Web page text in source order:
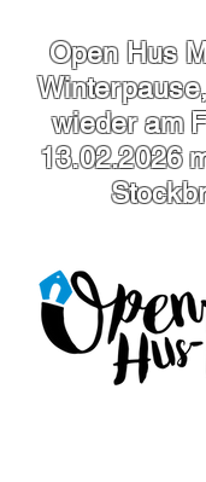
Open Hus
wieder am
13.02.2026